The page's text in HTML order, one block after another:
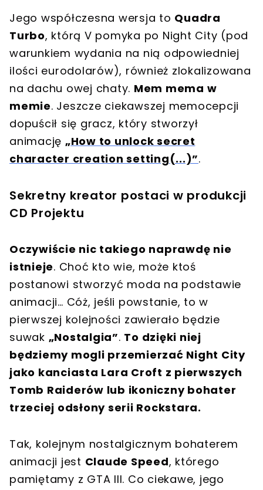
Jego współczesna wersja to Quadra
Turbo, którą V pomyka po Night City (pod
warunkiem wydania na nią odpowiedniej
ilości eurodolarów), również zlokalizowana
na dachu owej chaty. Mem mema w
memie. Jeszcze ciekawszej memocepcji
dopuścił się gracz, który stworzył
animację „How to unlock secret
character creation setting(...)”.
Sekretny kreator postaci w produkcji
CD Projektu
Oczywiście nic takiego naprawdę nie
istnieje. Choć kto wie, może ktoś
postanowi stworzyć moda na podstawie
animacji… Cóż, jeśli powstanie, to w
pierwszej kolejności zawierało będzie
suwak „Nostalgia”. To dzięki niej
będziemy mogli przemierzać Night City
jako kanciasta Lara Croft z pierwszych
Tomb Raiderów lub ikoniczny bohater
trzeciej odsłony serii Rockstara.
Tak, kolejnym nostalgicznym bohaterem
animacji jest Claude Speed, którego
pamiętamy z GTA III. Co ciekawe, jego